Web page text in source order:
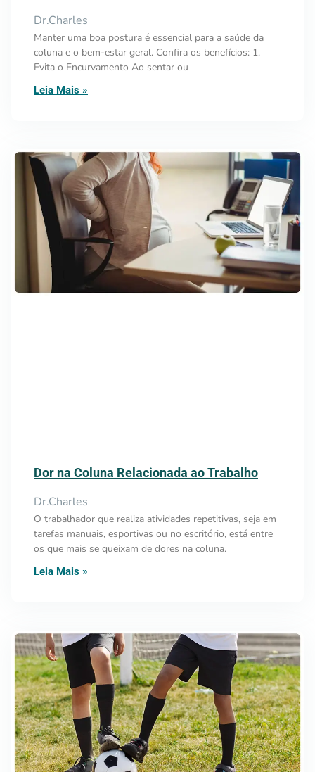
Dr.Charles
Manter uma boa postura é essencial para a saúde da
coluna e o bem-estar geral. Confira os benefícios: 1.
Evita o Encurvamento Ao sentar ou
Leia Mais »
Dor na Coluna Relacionada ao Trabalho
Dr.Charles
O trabalhador que realiza atividades repetitivas, seja em
tarefas manuais, esportivas ou no escritório, está entre
os que mais se queixam de dores na coluna.
Leia Mais »